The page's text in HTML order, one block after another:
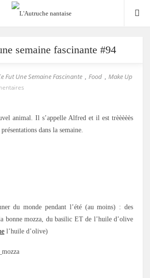
semaine fascinante #94
Fut Une Semaine Fascinante , Food , Make Up
animal. Il s’appelle Alfred et il est trèèèèès
dans la semaine.
du monde pendant l’été (au moins) : des
bonne mozza, du basilic ET de l’huile d’olive
l’huile d’olive)